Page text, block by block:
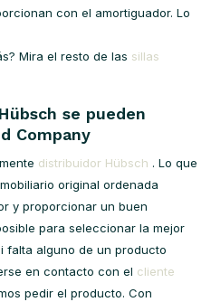
con el amortiguador. Lo
Mira el resto de las sillas
se pueden
Company
distribuidor Hübsch . Lo que
original ordenada
y proporcionar un buen
para seleccionar la mejor
falta alguno de un producto
en contacto con el cliente
pedir el producto. Con